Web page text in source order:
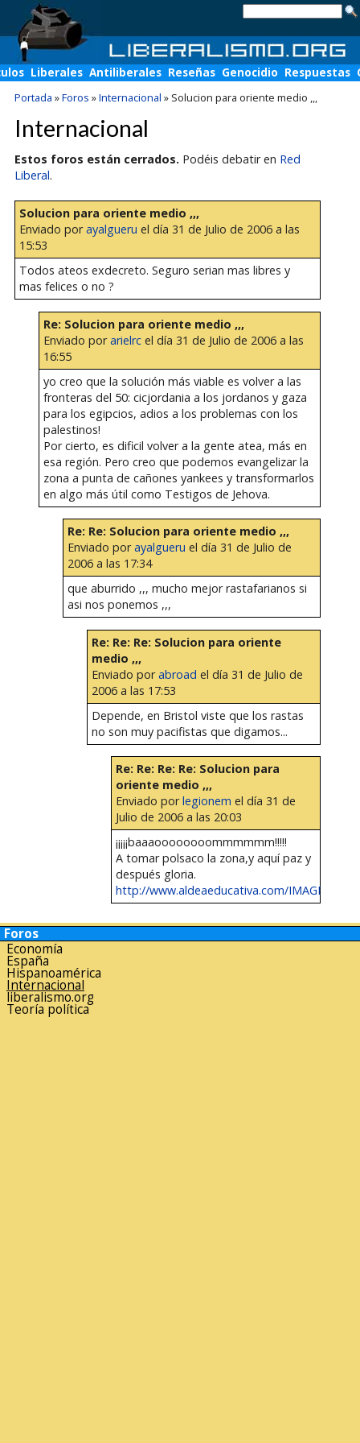
Liberales Antiliberales Reseñas Genocidio Respuestas
Portada »Foros »Internacional » Solucion para oriente medio ,,,
Internacional
Estos foros están cerrados. Podéis debatir en Red
Liberal.
Solucion para oriente medio ,,,
Enviado porayalgueru el día 31 de Julio de 2006 a las
15:53
Todos ateos exdecreto. Seguro serian mas libres y
mas felices o no ?
Re: Solucion para oriente medio ,,,
Enviado porarielrcel día 31 de Julio de 2006 a las
16:55
yo creo que la solución más viable es volver a las
fronteras del 50: cicjordania a los jordanos y gaza
para los egipcios, adios a los problemas con los
palestinos!
Por cierto, es dificil volver a la gente atea, más en
esa región. Pero creo que podemos evangelizar la
zona a punta de cañones yankees y transformarlos
en algo más útil como Testigos de Jehova.
Re: Re: Solucion para oriente medio ,,,
Enviado porayalgueru el día 31 de Julio de
2006 a las 17:34
que aburrido ,,, mucho mejor rastafarianos si
asi nos ponemos ,,,
Re: Re: Re: Solucion para oriente
medio ,,,
Enviado porabroad el día 31 de Julio de
2006 a las 17:53
Depende, en Bristol viste que los rastas
no son muy pacifistas que digamos...
Re: Re: Re: Re: Solucion para
oriente medio ,,,
Enviado porlegionem el día 31 de
Julio de 2006 a las 20:03
¡¡¡¡¡baaaoooooooommmmmm!!!!!
A tomar polsaco la zona,y aquí paz y
después gloria.
http://www.aldeaeducativa.com/IMAGES/
Foros
Economía
España
Hispanoamérica
Internacional
liberalismo.org
Teoría política